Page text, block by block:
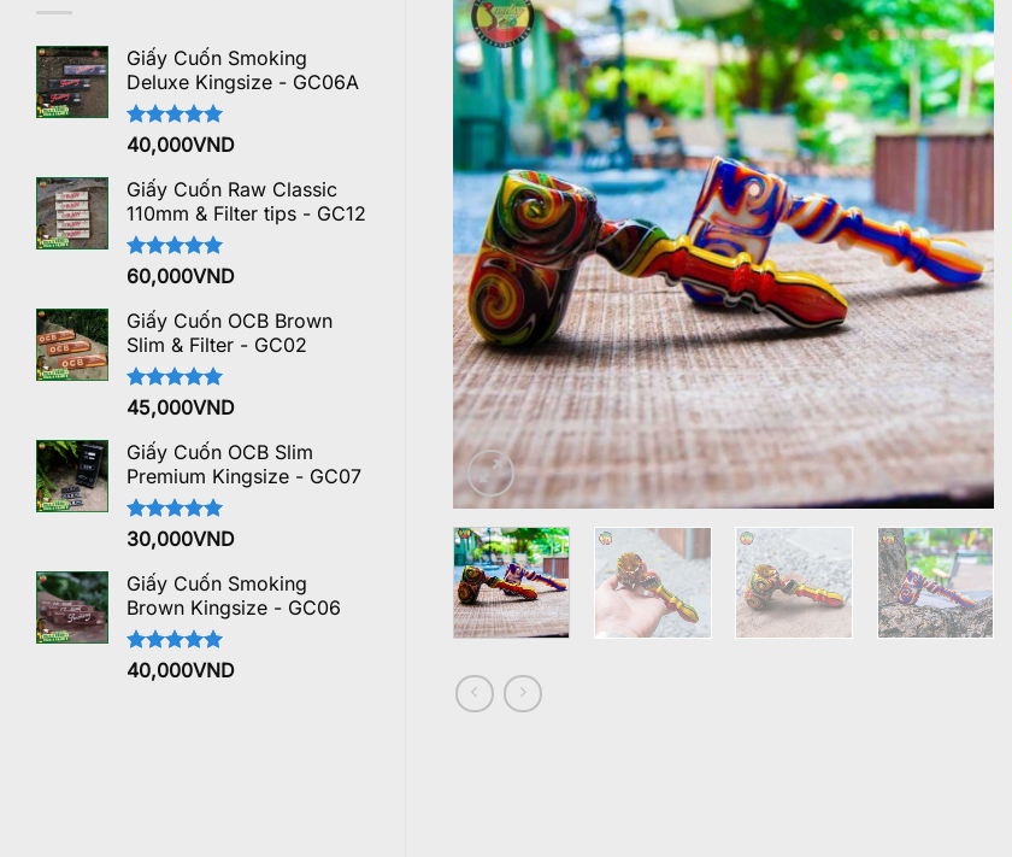
Giấy Cuốn Smoking
Deluxe Kingsize - GC06A
Được xếp
hạng
5 sao
40,000VND
Giấy Cuốn Raw Classic
110mm & Filter tips - GC12
Được xếp
hạng
5 sao
60,000VND
Giấy Cuốn OCB Brown
Slim & Filter - GC02
Được xếp
hạng
5 sao
45,000VND
Giấy Cuốn OCB Slim
Premium Kingsize - GC07
Được xếp
hạng
5 sao
30,000VND
Giấy Cuốn Smoking
Brown Kingsize - GC06
Được xếp
hạng
40,000VND
Add to
wishlist